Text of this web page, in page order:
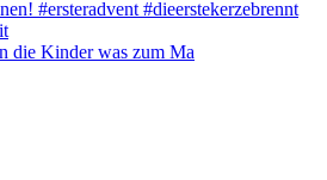
die Kinder was zum Ma